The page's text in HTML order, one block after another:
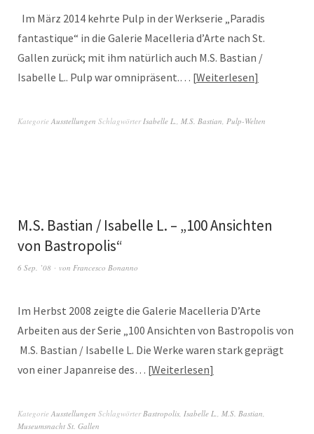
Im März 2014 kehrte Pulp in der Werkserie „Paradis
fantastique“ in die Galerie Macelleria d’Arte nach St.
Gallen zurück; mit ihm natürlich auch M.S. Bastian /
Isabelle L.. Pulp war omnipräsent.… Weiterlesen
Kategorie Ausstellungen Schlagwörter Isabelle L. M.S. Bastian Pulp-Welten
M.S. Bastian / Isabelle L. – „100 Ansichten
von Bastropolis“
6 Sep. ’08 von Francesco Bonanno
Im Herbst 2008 zeigte die Galerie Macelleria D’Arte
Arbeiten aus der Serie „100 Ansichten von Bastropolis von
M.S. Bastian / Isabelle L. Die Werke waren stark geprägt
von einer Japanreise des… Weiterlesen
Kategorie Ausstellungen Schlagwörter Bastropolis Isabelle L. M.S. Bastian
Museumsnacht St. Gallen